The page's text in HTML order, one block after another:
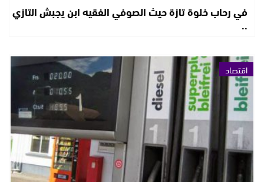
في رحاب خلوة تازة حيث الصوفي الفقيه ابن يجبش التازي
..
اقتصاد